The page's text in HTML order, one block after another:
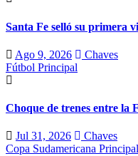
Santa Fe selló su primera
Ago 9, 2026
Chaves
Fútbol Principal
Choque de trenes entre la
Jul 31, 2026
Chaves
Copa Sudamericana Principal